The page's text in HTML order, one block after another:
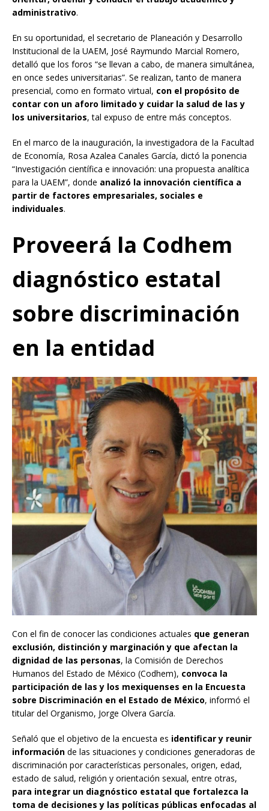
administrativo.
En su oportunidad, el secretario de Planeación y Desarrollo
Institucional de la UAEM, José Raymundo Marcial Romero,
detalló que los foros “se llevan a cabo, de manera simultánea,
en once sedes universitarias”. Se realizan, tanto de manera
presencial, como en formato virtual, con el propósito de
contar con un aforo limitado y cuidar la salud de las y
los universitarios, tal expuso de entre más conceptos.
En el marco de la inauguración, la investigadora de la Facultad
de Economía, Rosa Azalea Canales García, dictó la ponencia
“Investigación científica e innovación: una propuesta analítica
para la UAEM”, donde analizó la innovación científica a
partir de factores empresariales, sociales e
individuales.
Proveerá la Codhem
diagnóstico estatal
sobre discriminación
en la entidad
Con el fin de conocer las condiciones actuales que generan
exclusión, distinción y marginación y que afectan la
dignidad de las personas, la Comisión de Derechos
Humanos del Estado de México (Codhem), convoca la
participación de las y los mexiquenses en la Encuesta
sobre Discriminación en el Estado de México, informó el
titular del Organismo, Jorge Olvera García.
Señaló que el objetivo de la encuesta es identificar y reunir
información de las situaciones y condiciones generadoras de
discriminación por características personales, origen, edad,
estado de salud, religión y orientación sexual, entre otras,
para integrar un diagnóstico estatal que fortalezca la
toma de decisiones y las políticas públicas enfocadas al